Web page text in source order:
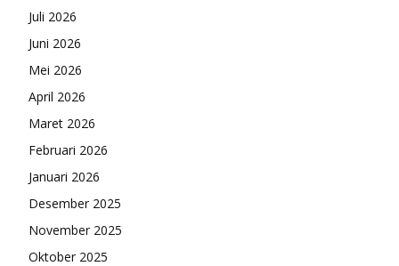
Juli 2026
Juni 2026
Mei 2026
April 2026
Maret 2026
Februari 2026
Januari 2026
Desember 2025
November 2025
Oktober 2025